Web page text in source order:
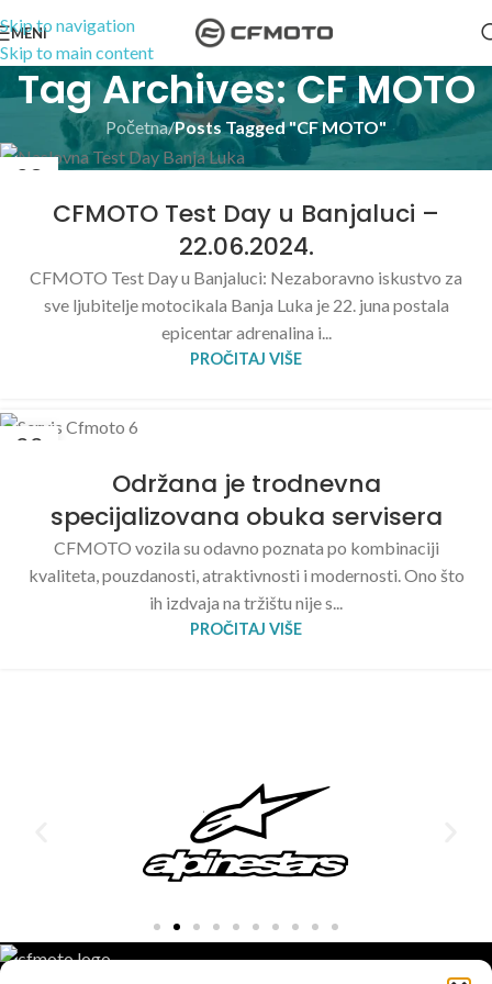
Skip to navigation
Skip to main content
MENI
Tag Archives: CF MOTO
Početna/Posts Tagged "CF MOTO"
28
CFMOTO Test Day u Banjaluci –
22.06.2024.
CFMOTO Test Day u Banjaluci: Nezaboravno iskustvo za
sve ljubitelje motocikala Banja Luka je 22. juna postala
epicentar adrenalina i...
PROČITAJ VIŠE
22
Održana je trodnevna
specijalizovana obuka servisera
CFMOTO vozila su odavno poznata po kombinaciji
kvaliteta, pouzdanosti, atraktivnosti i modernosti. Ono što
ih izdvaja na tržištu nije s...
PROČITAJ VIŠE